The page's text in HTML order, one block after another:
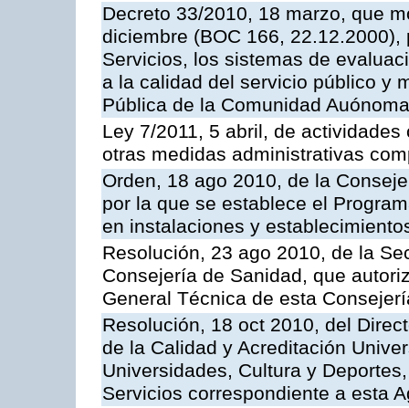
Decreto 33/2010, 18 marzo, que
diciembre (BOC 166,
Servicios, los sistemas de
a la calidad del servicio público y
Pública de la Comunidad
Ley 7/2011, 5 abril, de
otras medidas administrativas
Orden, 18 ago 2010, de la
por la que se establece el
en instalaciones y
Resolución, 23 ago 2010, de la
Consejería de Sanidad, que
General Técnica de esta
Resolución, 18 oct 2010, del
de la Calidad y Acreditación
Universidades, Cultura y
Servicios correspondiente a esta